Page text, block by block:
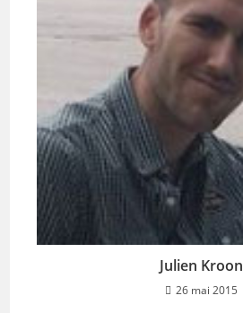
Julien Kroon
26 mai 2015